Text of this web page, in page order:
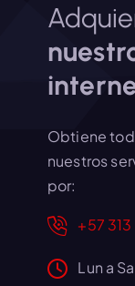
Obtiene
nuestros
por:
+57
Lun a